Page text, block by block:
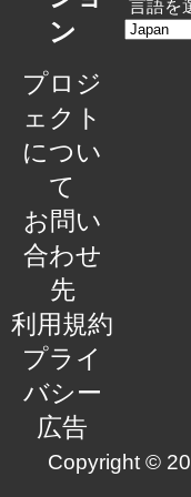
ン
プロジ
ェクト
につい
て
お問い
合わせ
先
利用規約
プライ
バシー
広告
言語を
Copyright ©